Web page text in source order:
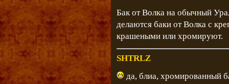
Бак от Волка на обычный
делаются баки от Волка с
крашеными или хромируют.
SHTRLZ
да, блиа, хромированный